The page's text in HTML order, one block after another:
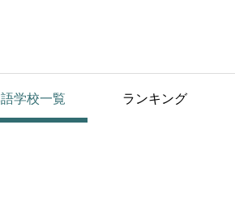
学校一覧 ランキング